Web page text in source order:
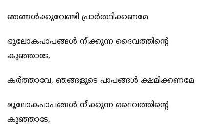
ഞങ്ങൾക്കുവേണ്ടി പ്രാർത്ഥിക്കണമേ
ഭൂലോകപാപങ്ങൾ നീക്കുന്ന ദൈവത്തിന്റെ
കുഞ്ഞാടേ,
കർത്താവേ, ഞങ്ങളുടെ പാപങ്ങൾ ക്ഷമിക്കണമേ
ഭൂലോകപാപങ്ങൾ നീക്കുന്ന ദൈവത്തിന്റെ
കുഞ്ഞാടേ,